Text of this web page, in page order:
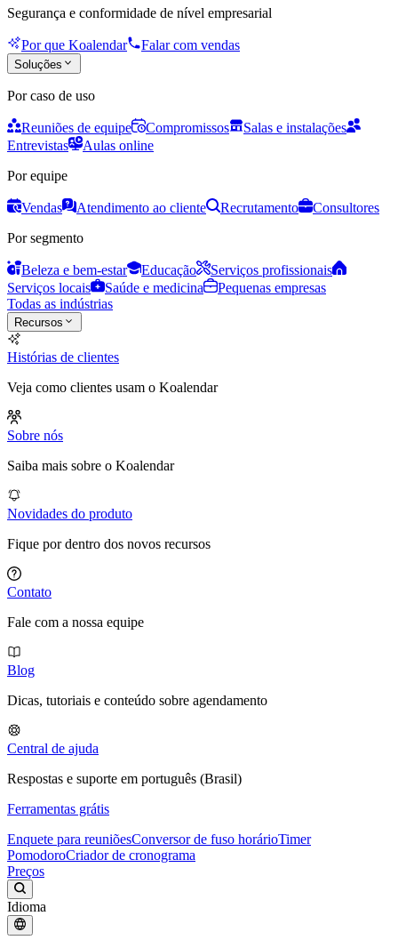
Segurança e conformidade de nível empresarial
Por que Koalendar Falar com vendas
Soluções
Por caso de uso
Reuniões de equipe Compromissos
Salas e instalações
Entrevistas
Aulas online
Por equipe
Vendas Atendimento ao cliente Recrutamento
Consultores
Por segmento
Beleza e bem-estar Educação
Serviços profissionais
Serviços locais
Saúde e medicina
Pequenas empresas
Todas as indústrias
Recursos
Histórias de clientes
Veja como clientes usam o Koalendar
Sobre nós
Saiba mais sobre o Koalendar
Novidades do produto
Fique por dentro dos novos recursos
Contato
Fale com a nossa equipe
Blog
Dicas, tutoriais e conteúdo sobre agendamento
Central de ajuda
Respostas e suporte em português (Brasil)
Ferramentas grátis
Enquete para reuniõesConversor de fuso horárioTimer
PomodoroCriador de cronograma
Preços
Idioma